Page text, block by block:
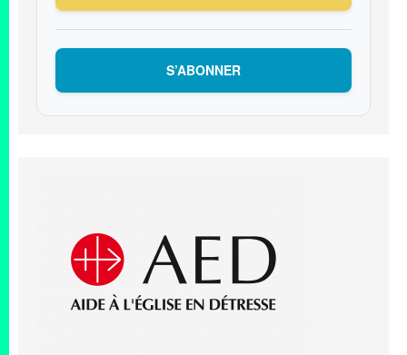
S’ABONNER